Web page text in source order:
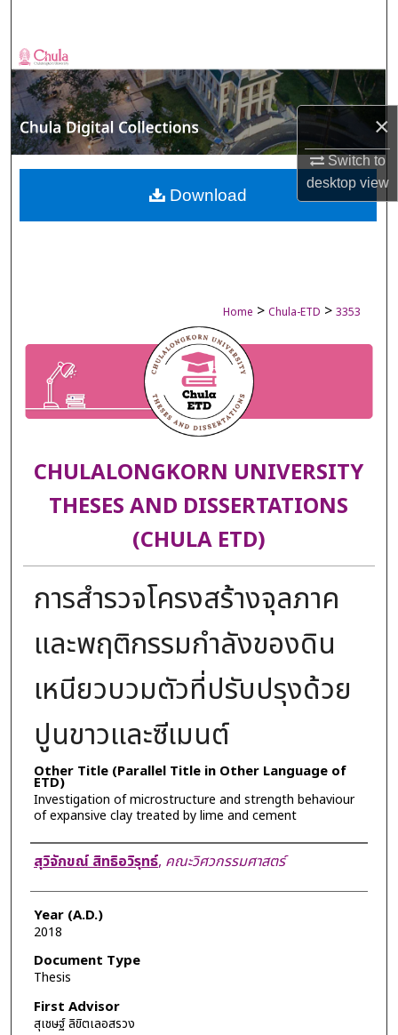
×
Switch to
desktopview
Browse Collections
My Account
About
Digital Commons Network™
Home > Chula-ETD > 3353
CHULALONGKORN UNIVERSITY
THESES AND DISSERTATIONS
(CHULA ETD)
การสำรวจโครงสร้างจุลภาค
และพฤติกรรมกำลังของดิน
เหนียวบวมตัวที่ปรับปรุงด้วย
ปูนขาวและซีเมนต์
Other Title (Parallel Title in Other Language of
ETD)
Investigation of microstructure and strength behaviour
of expansive clay treated by lime and cement
Author
สุวิจักขณ์ สิทธิอวิรุทธ์, คณะวิศวกรรมศาสตร์
Year (A.D.)
2018
Document Type
Thesis
First Advisor
สุเชษฐ์ ลิขิตเลอสรวง
Download